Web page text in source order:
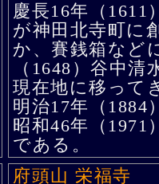
慶長16年（1611
が神田北寺町に
か、賽銭箱など
（1648）谷中
現在地に移って
明治17年（1884
昭和46年（1971
である。
府頭山 栄福寺